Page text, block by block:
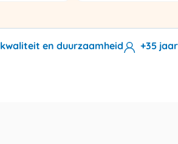
kwaliteit en duurzaamheid +35 jaar